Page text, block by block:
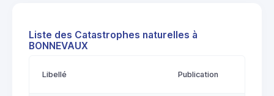
Liste des Catastrophes naturelles à
BONNEVAUX
Libellé Publication